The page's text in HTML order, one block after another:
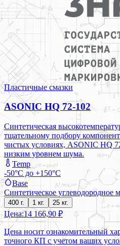
Пластичные смазки
ASONIC HQ 72-102
Синтетическая
тщательному подбору
чистых условиях, ASONIC HQ
низким уровнем шума.
Temp
-50°C до +150°C
Base
Синтетическое углеводородное
400 г. 1 кг. 25 кг.
Цена:14 166,90 ₽
Цена носит ознакомительный
точного КП с учетом ваших